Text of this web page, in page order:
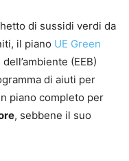
di sussidi verdi da
il piano UE Green
(EEB)
di aiuti per
piano completo per
, sebbene il suo